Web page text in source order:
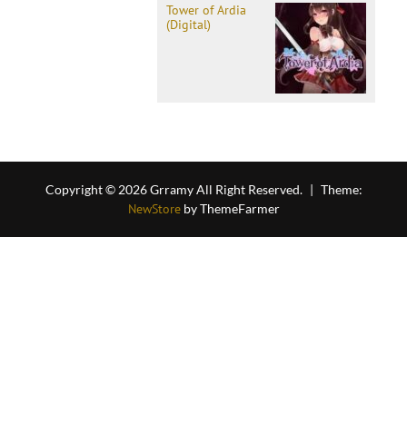
Tower of Ardia
(Digital)
Copyright © 2026 Grramy All Right Reserved. | Theme:
NewStoreby ThemeFarmer